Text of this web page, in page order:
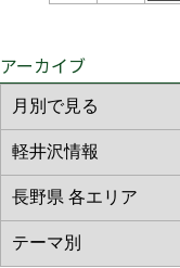
アーカイブ